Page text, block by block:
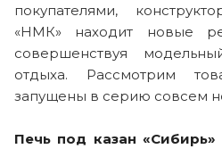
покупателями,
«НМК» находит новые
совершенствуя
отдыха. Рассмотрим
запущены в серию совсем
Печь под казан